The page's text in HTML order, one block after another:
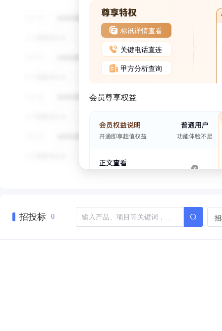
标讯详情查看
关键电话直连
甲方分析查询
会员尊享权益
招投标 0